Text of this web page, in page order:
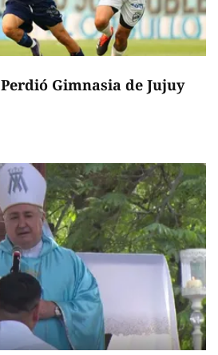
Perdió Gimnasia de Jujuy